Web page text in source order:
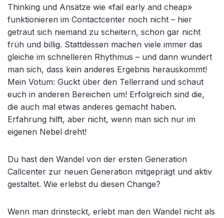
Thinking und Ansätze wie «fail early and cheap»
funktionieren im Contactcenter noch nicht – hier
getraut sich niemand zu scheitern, schon gar nicht
früh und billig. Stattdessen machen viele immer das
gleiche im schnelleren Rhythmus – und dann wundert
man sich, dass kein anderes Ergebnis herauskommt!
Mein Votum: Guckt über den Tellerrand und schaut
euch in anderen Bereichen um! Erfolgreich sind die,
die auch mal etwas anderes gemacht haben.
Erfahrung hilft, aber nicht, wenn man sich nur im
eigenen Nebel dreht!
Du hast den Wandel von der ersten Generation
Callcenter zur neuen Generation mitgeprägt und aktiv
gestaltet. Wie erlebst du diesen Change?
Wenn man drinsteckt, erlebt man den Wandel nicht als